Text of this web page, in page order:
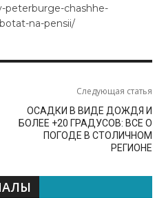
peterburge-chashhe-
na-pensii/
Следующая статья
ОСАДКИ В ВИДЕ ДОЖДЯ И
БОЛЕЕ +20 ГРАДУСОВ: ВСЕ О
ПОГОДЕ В СТОЛИЧНОМ
РЕГИОНЕ